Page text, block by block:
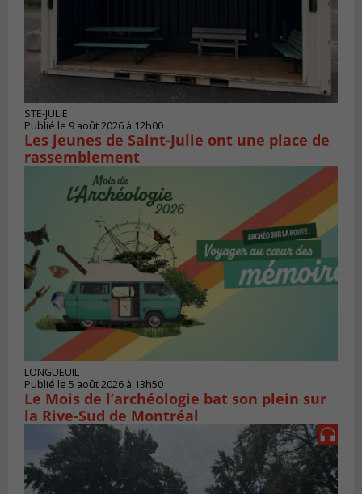
STE-JULIE
Publié le 9 août 2026 à 12h00
Les jeunes de Saint-Julie ont une place de
rassemblement
LONGUEUIL
Publié le 5 août 2026 à 13h50
Le Mois de l’archéologie bat son plein sur
la Rive-Sud de Montréal